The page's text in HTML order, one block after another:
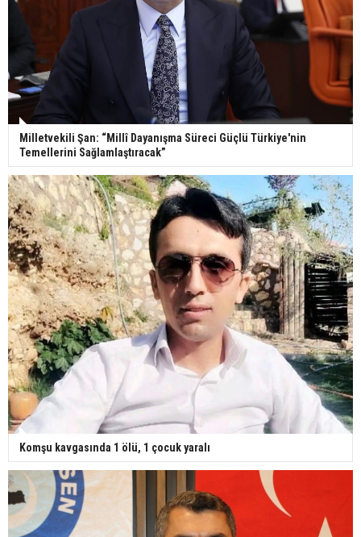
Milletvekili Şan: “Millî Dayanışma Süreci Güçlü Türkiye'nin
Temellerini Sağlamlaştıracak”
Komşu kavgasında 1 ölü, 1 çocuk yaralı